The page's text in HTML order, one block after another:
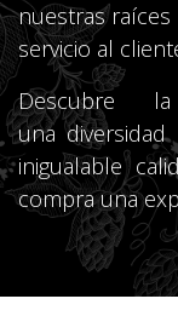
nuestras
servicio al
Descubre
una
inigualable
compra una